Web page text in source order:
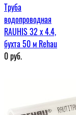
Труба
водопроводная
RAUHIS 32 x 4.4,
бухта 50 м Rehau
0руб.